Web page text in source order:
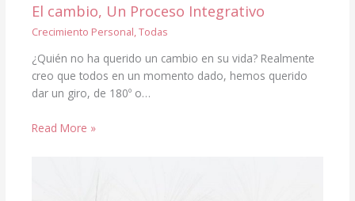
El cambio, Un Proceso Integrativo
Crecimiento Personal ,Todas
¿Quién no ha querido un cambio en su vida? Realmente
creo que todos en un momento dado, hemos querido
dar un giro, de 180º o…
Read More »